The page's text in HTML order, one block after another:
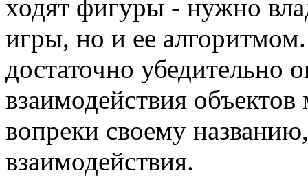
ходят фигуры - нужно
игры, но и ее
достаточно убедительно
взаимодействия
вопреки своему
взаимодействия.